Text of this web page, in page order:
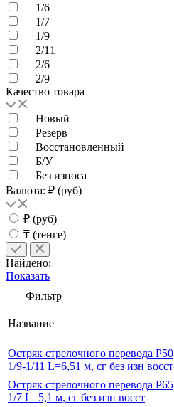
1/6
1/7
1/9
2/11
2/6
2/9
Качество товара
Новый
Резерв
Восстановленный
Б/У
Без износа
Валюта: ₽ (руб)
₽ (руб)
₸ (тенге)
Найдено:
Показать
Фильтр
Название
Остряк стрелочного перевода Р50
1/9-1/11 L=6,51 м, сг без изн восст
Остряк стрелочного перевода Р65
1/7 L=5,1 м, сг без изн восст